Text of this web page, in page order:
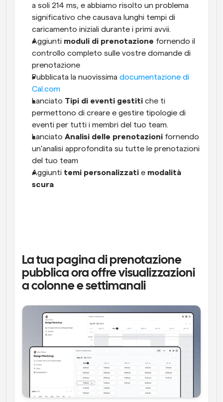
a soli 214 ms, e abbiamo risolto un problema
significativo che causava lunghi tempi di
caricamento iniziali durante i primi avvii.
Aggiunti moduli di prenotazione fornendo il
controllo completo sulle vostre domande di
prenotazione
Pubblicata la nuovissima documentazione di
Cal.com
Lanciato Tipi di eventi gestiti che ti
permettono di creare e gestire tipologie di
eventi per tutti i membri del tuo team.
Lanciato Analisi delle prenotazioni fornendo
un'analisi approfondita su tutte le prenotazioni
del tuo team
Aggiunti temi personalizzati e modalità
scura
La tua pagina di prenotazione
pubblica ora offre visualizzazioni
a colonne e settimanali